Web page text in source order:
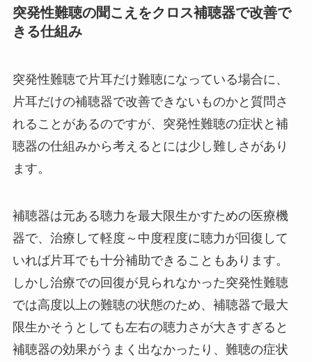
突発性難聴の聞こえをクロス補聴器で改善で
きる仕組み
突発性難聴で片耳だけ難聴になっている場合に、
片耳だけの補聴器で改善できないものかと質問さ
れることがあるのですが、突発性難聴の症状と補
聴器の仕組みから考えるとには少し難しさがあり
ます。
補聴器は元ある聴力を最大限生かすための医療機
器で、治療して軽度～中度程度に聴力が回復して
いれば片耳でも十分補助できることもあります。
しかし治療での回復が見られなかった突発性難聴
では高度以上の難聴の状態のため、補聴器で最大
限生かそうとしても左右の聴力さが大きすぎると
補聴器の効果がうまく出なかったり、難聴の症状